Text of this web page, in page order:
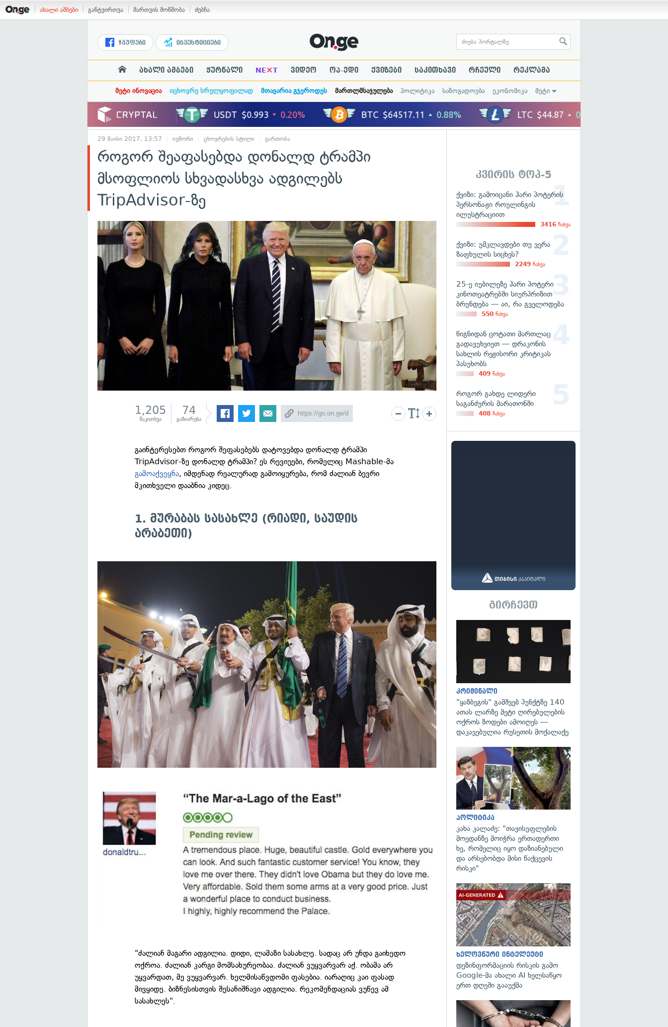
ახალი ამბები განტვირთვა მართვის მოწმობა ძებნა
ჯგუფები ინვესტიციები
ახალი ამბები ჟურნალი NE×T ვიდეო ოპ-ედი ქვიზები საკითხავი რჩეული რეკლამა
მეტი ინოვაცია იცხოვრე სრულყოფილად მთავარია გჯეროდეს მართლმსაჯულება პოლიტიკა საზოგადოება ეკონომიკა მეტი
29 მაისი 2017, 13:57 იუმორი ცხოვრების სტილი გართობა
როგორ შეაფასებდა დონალდ ტრამპი
მსოფლიოს სხვადასხვა ადგილებს
TripAdvisor-ზე
1,205
წაკითხვა
74
გაზიარება
გაინტერესებთ როგორ შეფასებებს დატოვებდა დონალდ ტრამპი
TripAdvisor-ზე დონალდ ტრამპი? ეს რევიუები, რომელიც Mashable-მა
გამოაქვეყნა, იმდენად რეალურად გამოიყურება, რომ ძალიან ბევრი
მკითხველი დააბნია კიდეც.
1. მურაბას სასახლე (რიადი, საუდის
არაბეთი)
"ძალიან მაგარი ადგილია. დიდი, ლამაზი სასახლე. სადაც არ უნდა გაიხედო
ოქროა. ძალიან კარგი მომსახურეობაა. ძალიან ვუყვარვარ აქ. ობამა არ
უყვარდათ, მე ვუყვარვარ. ხელმისაწვდომი ფასებია. იარაღიც კაი ფასად
მივყიდე. ბიზნესისთვის შესანიშნავი ადგილია. რეკომენდაციას ვუწევ ამ
სასახლეს".
კვირის ტოპ-5
ქვიზი: გამოიცანი ჰარი პოტერის
პერსონაჟი როულინგის
ილუსტრაციით
3416 ნახვა
ქვიზი: უმკლავდები თუ ვერა
ზაფხულის სიცხეს?
2249 ნახვა
25-ე იუბილეზე ჰარი პოტერი
კინოთეატრებში სიურპრიზით
ბრუნდება — აი, რა გველოდება
550 ნახვა
წიგნიდან ცოტათი მართლაც
გადავუხვიეთ — დრაკონის
სახლის რეჟისორი კრიტიკას
პასუხობს
409 ნახვა
როგორ გახდე ლიდერი
საგანძურის მარათონში
408 ნახვა
გირჩევთ
კრიმინალი
"ყაზბეგის" გამშვებ პუნქტზე 140
ათას ლარზე მეტი ღირებულების
ოქროს ზოდები ამოიღეს —
დაკავებულია რუსეთის მოქალაქე
პოლიტიკა
კახა კალაძე: "თავისუფლების
მოედანზე მოიჭრა ერთადერთი
ხე, რომელიც იყო დაზიანებული
და არსებობდა მისი წაქცევის
რისკი"
ხელოვნური ინტელექტი
დეზინფორმაციის რისკის გამო
Google-მა ახალი AI ხელსაწყო
ერთ დღეში გააუქმა